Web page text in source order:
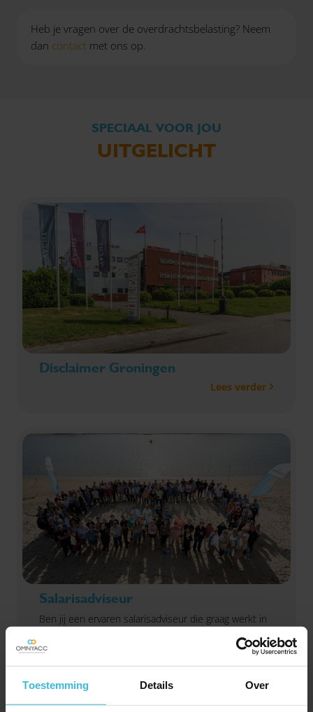
Toestemming Details Over
Heb je vragen over de overdrachtsbelasting? Neem
dan contact met ons op.
SPECIAAL VOOR JOU
UITGELICHT
Disclaimer Groningen
Lees verder
Salarisadviseur
Ben jij een ervaren salarisadviseur die graag werkt in
een hechte en gemoedelijke organisatie? Zoek je een
afwisselende functie met veel verantwoordelijkheid
Lees verder